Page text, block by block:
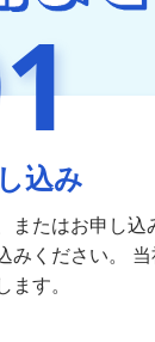
込み
またはお申し込
みください。
ます。